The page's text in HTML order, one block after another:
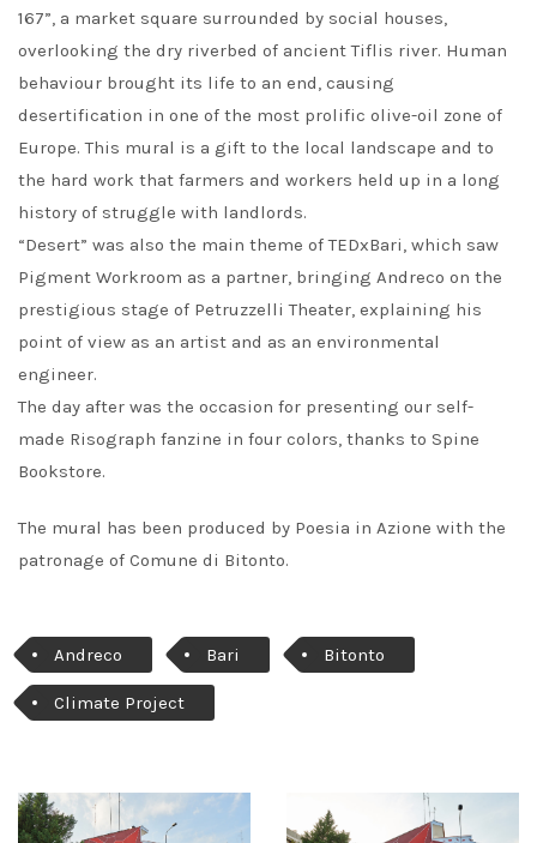
167”, a market square surrounded by social houses,
overlooking the dry riverbed of ancient Tiflis river. Human
behaviour brought its life to an end, causing
desertification in one of the most prolific olive-oil zone of
Europe. This mural is a gift to the local landscape and to
the hard work that farmers and workers held up in a long
history of struggle with landlords.
“Desert” was also the main theme of TEDxBari, which saw
Pigment Workroom as a partner, bringing Andreco on the
prestigious stage of Petruzzelli Theater, explaining his
point of view as an artist and as an environmental
engineer.
The day after was the occasion for presenting our self-
made Risograph fanzine in four colors, thanks to Spine
Bookstore.
The mural has been produced by Poesia in Azione with the
patronage of Comune di Bitonto.
Andreco Bari Bitonto
Climate Project